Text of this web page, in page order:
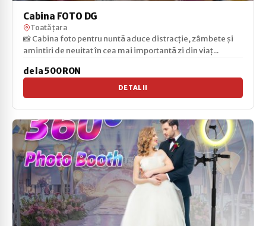
Cabina FOTO DG
Toată țara
📸 Cabina foto pentru nuntă aduce distracție, zâmbete și
amintiri de neuitat în cea mai importantă zi din viaț...
de la 500 RON
DETALII